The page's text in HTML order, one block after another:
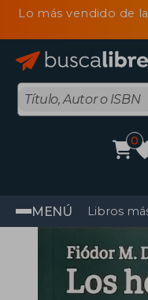
Lo más vendido de
0
MENÚ Libros